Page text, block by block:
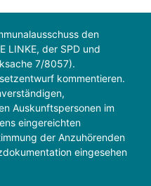
den
LINKE, der SPD und
7/8057).
kommentieren.
Auskunftspersonen im
eingereichten
der Anzuhörenden
eingesehen